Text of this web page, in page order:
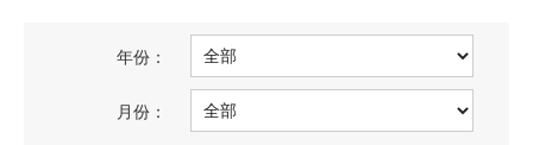
年份：
月份：